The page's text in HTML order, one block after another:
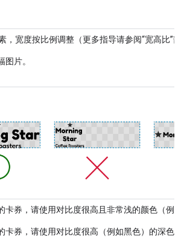
，宽度按比例调整（更多指导请参阅“宽高比”部
图片。
卡券，请使用对比度很高且非常浅的颜色（例
卡券，请使用对比度很高（例如黑色）的深色。